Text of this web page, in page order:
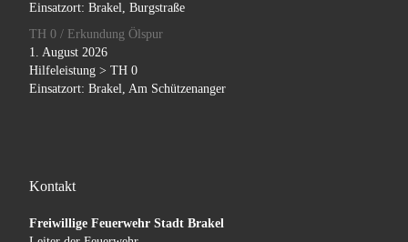
Einsatzort: Brakel, Burgstraße
TH 0 / Erkundung Ölspur
1. August 2026
Hilfeleistung > TH 0
Einsatzort: Brakel, Am Schützenanger
Kontakt
Freiwillige Feuerwehr Stadt Brakel